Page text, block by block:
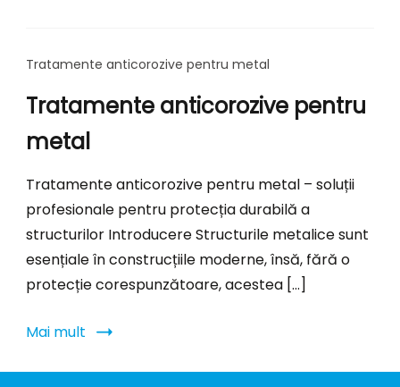
Tratamente anticorozive pentru metal
Tratamente anticorozive pentru
metal
Tratamente anticorozive pentru metal – soluții
profesionale pentru protecția durabilă a
structurilor Introducere Structurile metalice sunt
esențiale în construcțiile moderne, însă, fără o
protecție corespunzătoare, acestea […]
Mai mult